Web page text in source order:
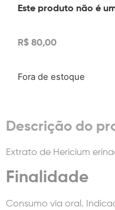
Este produto não é
R$ 80,00
Fora de estoque
Descrição do
Extrato de Hericium
Finalidade
Consumo via oral.